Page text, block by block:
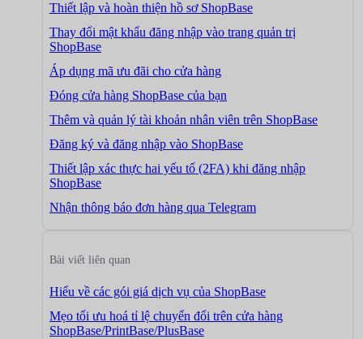
Thiết lập và hoàn thiện hồ sơ ShopBase
Thay đổi mật khẩu đăng nhập vào trang quản trị
ShopBase
Áp dụng mã ưu đãi cho cửa hàng
Đóng cửa hàng ShopBase của bạn
Thêm và quản lý tài khoản nhân viên trên ShopBase
Đăng ký và đăng nhập vào ShopBase
Thiết lập xác thực hai yếu tố (2FA) khi đăng nhập
ShopBase
Nhận thông báo đơn hàng qua Telegram
Bài viết liên quan
Hiểu về các gói giá dịch vụ của ShopBase
Mẹo tối ưu hoá tỉ lệ chuyển đổi trên cửa hàng
ShopBase/PrintBase/PlusBase